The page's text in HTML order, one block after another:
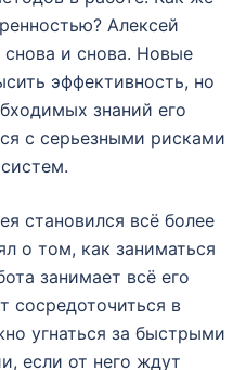
Алексей
снова и снова. Новые
эффективность, но
знаний его
с серьезными рисками
становился всё более
о том, как заниматься
занимает всё его
сосредоточиться в
угнаться за быстрыми
если от него ждут